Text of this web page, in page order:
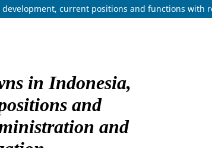
current positions and functions